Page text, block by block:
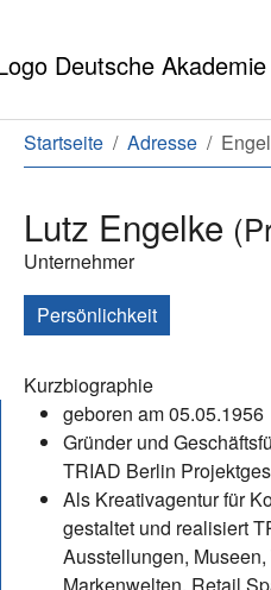
Sie sind hier:
Startseite Adresse
Lutz Engelke
Unternehmer
Persönlichkeit
Kurzbiographie
geboren am 05.05.1956
Gründer und
TRIAD Berlin
Als Kreativagentur für
gestaltet und realisiert
Ausstellungen,